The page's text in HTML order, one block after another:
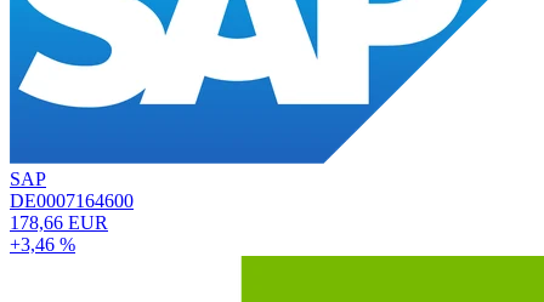
SAP
DE0007164600
178,66 EUR
+3,46 %